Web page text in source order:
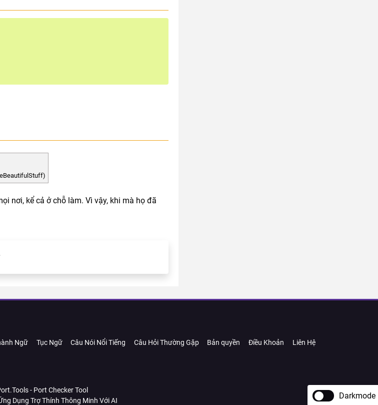
nơi, kể cả ở chỗ làm. Vì vậy, khi mà họ đã
Ngữ Tục Ngữ Câu Nói Nổi Tiếng Câu Hỏi Thường Gặp Bản quyền Điều Khoản Liên Hệ
- Port Checker Tool
Dụng Trợ Thính Thông Minh Với AI
Darkmode